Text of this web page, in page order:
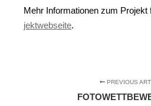
Mehr Infor­ma­tio­nen zum Pro­jekt
jekt­web­sei­te.
PREVIOUS